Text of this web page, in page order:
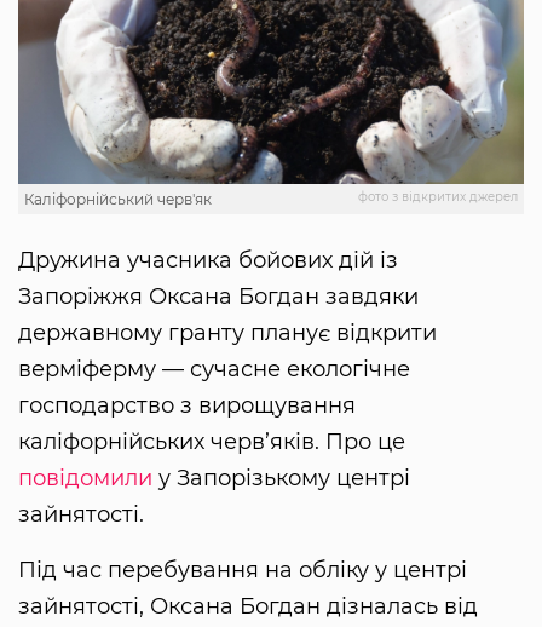
фото з відкритих джерел
Каліфорнійський черв'як
Дружина учасника бойових дій із
Запоріжжя Оксана Богдан завдяки
державному гранту планує відкрити
верміферму — сучасне екологічне
господарство з вирощування
каліфорнійських черв’яків. Про це
повідомили у Запорізькому центрі
зайнятості.
Під час перебування на обліку у центрі
зайнятості, Оксана Богдан дізналась від